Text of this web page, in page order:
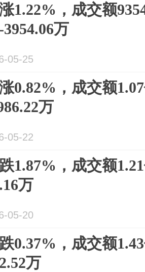
1.22%，成交额
万
05-25
0.82%，成交额
万
05-22
1.87%，成交额
万
05-20
0.37%，成交额
万